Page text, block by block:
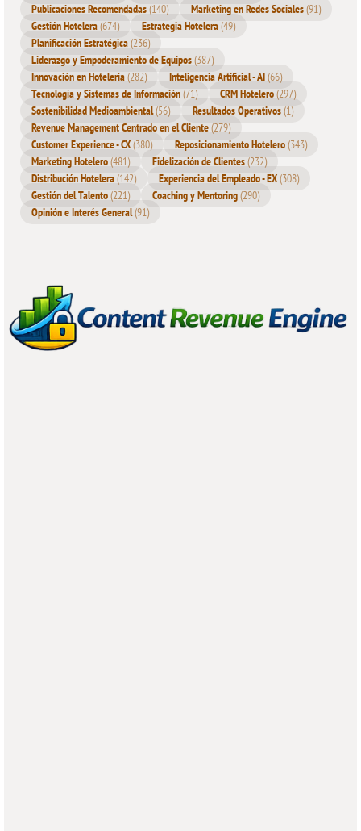
Publicaciones Recomendadas(140) Marketing en Redes Sociales(91)
Gestión Hotelera(674) Estrategia Hotelera(49)
Planificación Estratégica(236)
Liderazgo y Empoderamiento de Equipos(387)
Innovación en Hotelería(282) Inteligencia Artificial - AI(66)
Tecnología y Sistemas de Información(71) CRM Hotelero(297)
Sostenibilidad Medioambiental(56) Resultados Operativos(1)
Revenue Management Centrado en el Cliente(279)
Customer Experience - CX(380) Reposicionamiento Hotelero(343)
Marketing Hotelero(481) Fidelización de Clientes(232)
Distribución Hotelera(142) Experiencia del Empleado - EX(308)
Gestión del Talento(221) Coaching y Mentoring(290)
Opinión e Interés General(91)